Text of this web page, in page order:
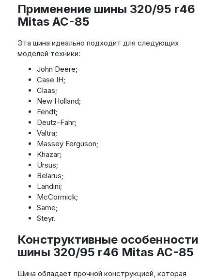
Применение шины 320/95 r46
Mitas AC-85
Эта шина идеально подходит для следующих
моделей техники:
John Deere;
Case IH;
Claas;
New Holland;
Fendt;
Deutz-Fahr;
Valtra;
Massey Ferguson;
Khazar;
Ursus;
Belarus;
Landini;
McCormick;
Same;
Steyr.
Конструктивные особенности
шины 320/95 r46 Mitas AC-85
Шина обладает прочной конструкцией, которая